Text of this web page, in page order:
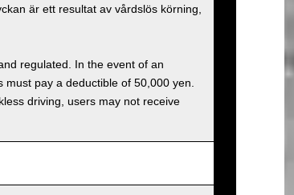
är ett resultat av vårdslös körning,
regulated. In the event of an
pay a deductible of 50,000 yen.
driving, users may not receive